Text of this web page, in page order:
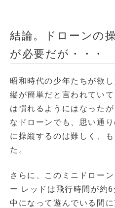
結論。ドローンの
が必要だが・・・
昭和時代の少年たちが欲
縦が簡単だと言われてい
は慣れるようにはなった
なドローンでも、思い通
に操縦するのは難しく、
た。
さらに、このミニドロー
ー レッドは飛行時間が約
中になって遊んでいる間